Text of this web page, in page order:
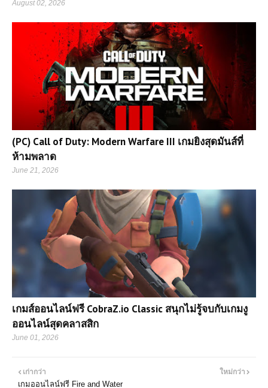
August 02, 2026
(PC) Call of Duty: Modern Warfare III เกมยิงสุดมันส์ที่
ห้ามพลาด
June 21, 2026
เกมส์ออนไลน์ฟรี CobraZ.io Classic สนุกไม่รู้จบกับเกมงู
ออนไลน์สุดคลาสสิก
June 01, 2026
ใหม่กว่า
เก่ากว่า
เกมออนไลน์ฟรี Fire and Water